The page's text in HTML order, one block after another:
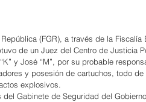
(FGR), a través de la
de un Juez del Centro de Justicia
y José “M”, por su probable
y posesión de cartuchos, todo
explosivos.
del Gabinete de Seguridad del